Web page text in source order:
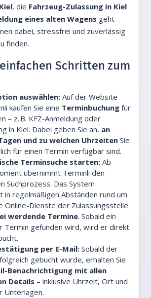
, die Fahrzeug-Zulassung in Kiel
eines alten Wagens geht –
dabei, stressfrei und zuverlässig
finden.
Schritten zum
auswählen:Auf der Website
kaufen Sie eine Terminbuchung für
– z. B. KFZ-Anmeldung oder
in Kiel. Dabei geben Sie an, an
und zu welchen Uhrzeiten Sie
für einen Termin verfügbar sind.
Terminsuche starten: Ab
übernimmt Terminli den
Suchprozess. Das System
in regelmäßigen Abständen rund um
Online-Dienste der Zulassungsstelle
werdende Termine. Sobald ein
Termin gefunden wird, wird er direkt
per E-Mail: Sobald der
gebucht wurde, erhalten Sie
Benachrichtigung mit allen
Details – inklusive Uhrzeit, Ort und
Unterlagen.